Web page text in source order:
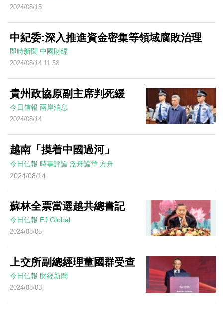
2024/08/15
中紀委:深入推進資金密集等領域腐敗治理
即時新聞 中國財經
2024/08/14 11:58
貴州政協原副主席判死緩
今日信報 兩岸消息
2024/08/14
越南「摸着中國過河」
今日信報 時事評論 泛舟論章 方舟
2024/08/14
蘇林全票當選越共總書記
今日信報 EJ Global
2024/08/05
上交所副總經理董國群受查
今日信報 財經新聞
2024/08/03